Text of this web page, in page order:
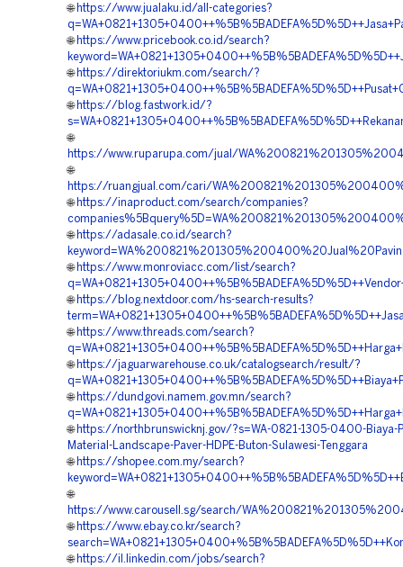
🌐 https://www.jualaku.id/all-categories?
🌐 https://www.pricebook.co.id/search?
🌐 https://direktoriukm.com/search/?
🌐 https://blog.fastwork.id/?
🌐
https://www.ruparupa.com/jual/
🌐
https://ruangjual.com/cari/
🌐 https://inaproduct.com/search/companies?
🌐 https://adasale.co.id/search?
🌐 https://www.monroviacc.com/list/search?
🌐 https://blog.nextdoor.com/hs-search-results?
🌐 https://www.threads.com/search?
🌐 https://jaguarwarehouse.co.uk/catalogsearch/result/?
🌐 https://dundgovi.namem.gov.mn/search?
🌐 https://northbrunswicknj.gov/?s=WA-0821-1305-0400-Biaya-
Material-Landscape-Paver-HDPE-Buton-Sulawesi-Tenggara
🌐 https://shopee.com.my/search?
🌐
https://www.carousell.sg/search/
🌐 https://www.ebay.co.kr/search?
🌐 https://il.linkedin.com/jobs/search?